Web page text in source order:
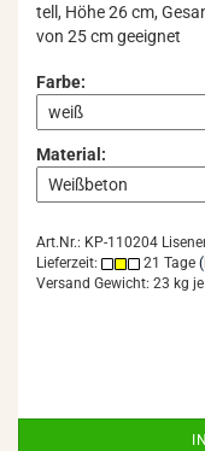
tell, Höhe 26 cm,
von 25 cm ge­eig­net
Farbe:
Material:
Art.Nr.: KP-110204
Lieferzeit:
21 Tage
Versand Gewicht: 23 kg